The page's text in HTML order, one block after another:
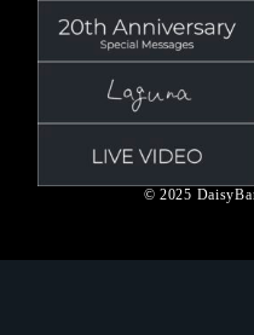
© 2025